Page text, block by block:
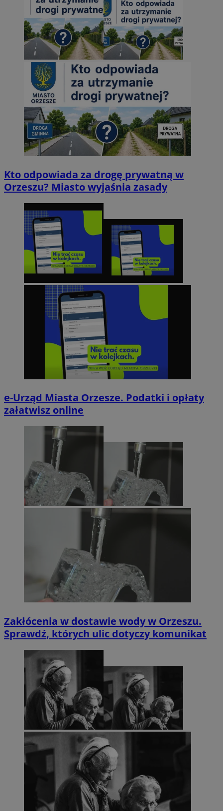
Kto odpowiada za drogę prywatną w
Orzeszu? Miasto wyjaśnia zasady
e-Urząd Miasta Orzesze. Podatki i opłaty
załatwisz online
Zakłócenia w dostawie wody w Orzeszu.
Sprawdź, których ulic dotyczy komunikat